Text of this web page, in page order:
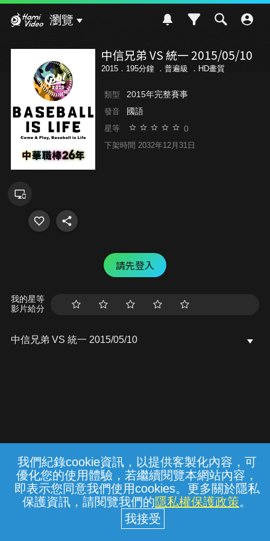
我們紀錄cookie資訊，以提供客製化內容，可
優化您的使用體驗，若繼續閱覽本網站內容，
即表示您同意我們使用cookies。更多關於隱私
保護資訊，請閱覽我們的隱私權保護政策。
瀏覽
中信兄弟 VS 統一 2015/05/10
2015．195分鐘 ． 普遍級 ．HD畫質
類型 2015年完整賽事
發音 國語
星等 0
下架時間 2032年12月31日
請先登入
我的星等
影片給分
中信兄弟 VS 統一 2015/05/10
常見問題 線上客服 服務條款 隱私權保護
中華電信股份有限公司個人家庭分公司
(統一編號：96979949) © 2026
{{notifyMsg}}